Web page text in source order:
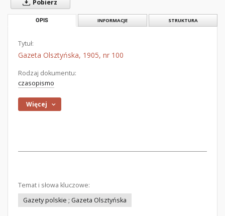
Pobierz
OPIS INFORMACJE STRUKTURA
Tytuł:
Gazeta Olsztyńska, 1905, nr 100
Rodzaj dokumentu:
czasopismo
Więcej
Temat i słowa kluczowe:
Gazety polskie ; Gazeta Olsztyńska